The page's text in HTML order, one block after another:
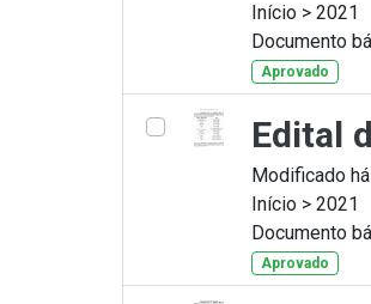
Início > 2021
Documento
Aprovado
Edital
Modificado
Início > 2021
Documento
Aprovado